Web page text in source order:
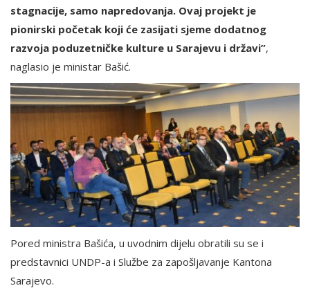
stagnacije, samo napredovanja. Ovaj projekt je
pionirski početak koji će zasijati sjeme dodatnog
razvoja poduzetničke kulture u Sarajevu i državi”,
naglasio je ministar Bašić.
Pored ministra Bašića, u uvodnim dijelu obratili su se i
predstavnici UNDP-a i Službe za zapošljavanje Kantona
Sarajevo.